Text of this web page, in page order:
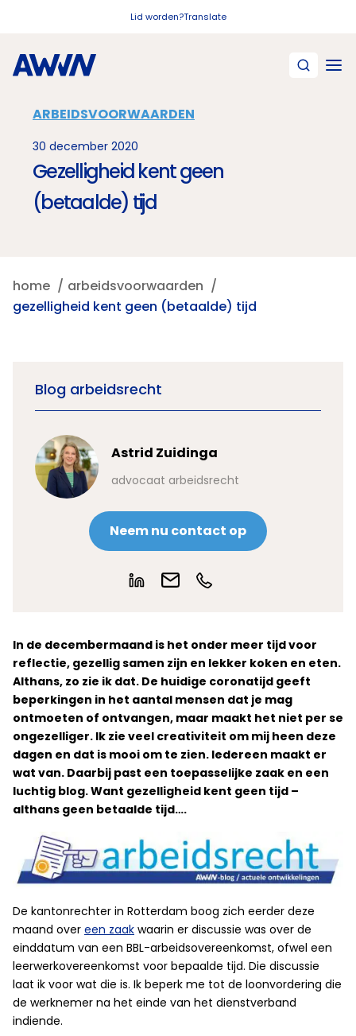
Lid worden?Translate
ARBEIDSVOORWAARDEN
30 december 2020
Gezelligheid kent geen
(betaalde) tijd
home
arbeidsvoorwaarden
gezelligheid kent geen (betaalde) tijd
Blog arbeidsrecht
Astrid Zuidinga
advocaat arbeidsrecht
Neem nu contact op
In de decembermaand is het onder meer tijd voor
reflectie, gezellig samen zijn en lekker koken en eten.
Althans, zo zie ik dat. De huidige coronatijd geeft
beperkingen in het aantal mensen dat je mag
ontmoeten of ontvangen, maar maakt het niet per se
ongezelliger. Ik zie veel creativiteit om mij heen deze
dagen en dat is mooi om te zien. Iedereen maakt er
wat van. Daarbij past een toepasselijke zaak en een
luchtig blog. Want gezelligheid kent geen tijd –
althans geen betaalde tijd….
De kantonrechter in Rotterdam boog zich eerder deze
maand over een zaak waarin er discussie was over de
einddatum van een BBL-arbeidsovereenkomst, ofwel een
leerwerkovereenkomst voor bepaalde tijd. Die discussie
laat ik voor wat die is. Ik beperk me tot de loonvordering die
de werknemer na het einde van het dienstverband
indiende.